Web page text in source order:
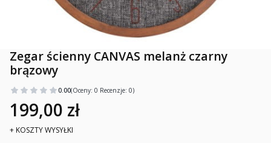
Zegar ścienny CANVAS melanż czarny
brązowy
0.00(Oceny: 0 Recenzje: 0)
199,00 zł
+ KOSZTY WYSYŁKI